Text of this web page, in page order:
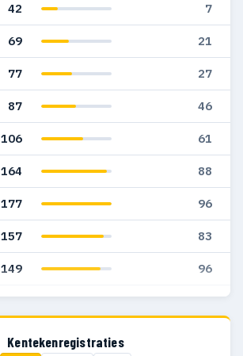
42 7
69 21
77 27
87 46
106 61
164 88
177 96
157 83
149 96
123 79
Kentekenregistraties